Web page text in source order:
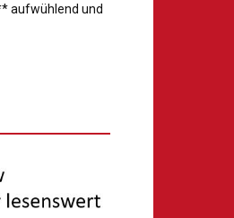
aufwühlend und